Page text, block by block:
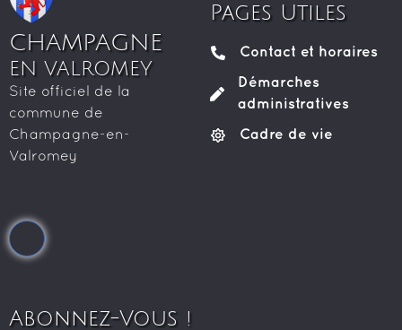
CHAMPAGNE
EN VALROMEY
Site officiel de la
commune de
Champagne-en-
Valromey
Pages Utiles
Contact et horaires
Démarches
administratives
Cadre de vie
Abonnez-Vous !